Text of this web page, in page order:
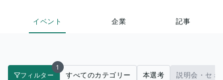
イベント 企業 記事
フィルター
1
すべてのカテゴリー 本選考 説明会・セミ